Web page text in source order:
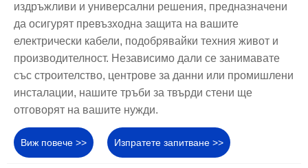
издръжливи и универсални решения, предназначени
да осигурят превъзходна защита на вашите
електрически кабели, подобрявайки техния живот и
производителност. Независимо дали се занимавате
със строителство, центрове за данни или промишлени
инсталации, нашите тръби за твърди стени ще
отговорят на вашите нужди.
Виж повече >> Изпратете запитване >>